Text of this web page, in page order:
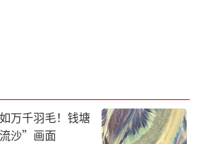
万千羽毛！钱塘
沙”画面